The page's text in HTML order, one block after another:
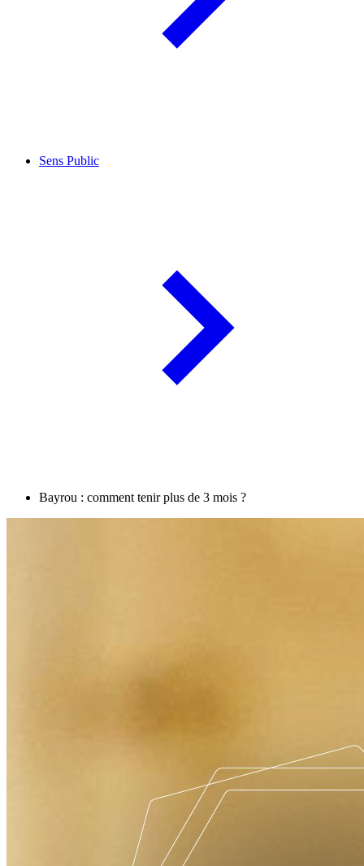
Sens Public
Bayrou : comment tenir plus de 3 mois ?